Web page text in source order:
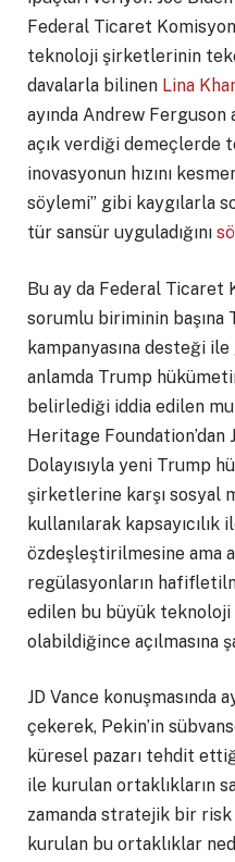
Federal Ticaret
teknoloji şirketlerinin
davalarla bilinen Lina
ayında Andrew Ferguson
açık verdiği demeçlerde
inovasyonun hızını
söylemi” gibi kaygılarla
tür sansür uyguladığını
Bu ay da Federal Ticaret
sorumlu biriminin başına
kampanyasına desteği
anlamda Trump
belirlediği iddia edilen
Heritage Foundation’dan
Dolayısıyla yeni Trump
şirketlerine karşı sosyal
kullanılarak
özdeşleştirilmesine ama
regülasyonların
edilen bu büyük
olabildiğince açılmasına
JD Vance konuşmasında
çekerek, Pekin’in
küresel pazarı tehdit
ile kurulan ortaklıkların
zamanda stratejik bir risk
kurulan bu ortaklıklar